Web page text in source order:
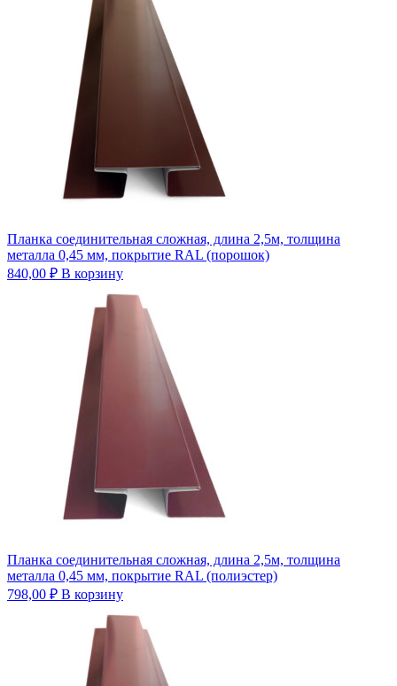
Планка соединительная сложная, длина 2,5м, толщина
металла 0,45 мм, покрытие RAL (порошок)
840,00 ₽ В корзину
Планка соединительная сложная, длина 2,5м, толщина
металла 0,45 мм, покрытие RAL (полиэстер)
798,00 ₽ В корзину